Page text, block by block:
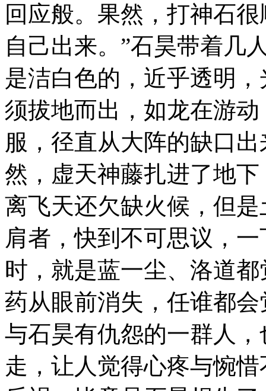
回应般。果然，打神石
自己出来。”石昊带着几
是洁白色的，近乎透明
须拔地而出，如龙在游
服，径直从大阵的缺口
然，虚天神藤扎进了地
离飞天还欠缺火候，但
肩者，快到不可思议，
时，就是蓝一尘、洛道
药从眼前消失，任谁都
与石昊有仇怨的一群人
走，让人觉得心疼与惋